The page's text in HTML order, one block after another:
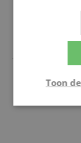
Incl. gigbag
Kleur van
Toon